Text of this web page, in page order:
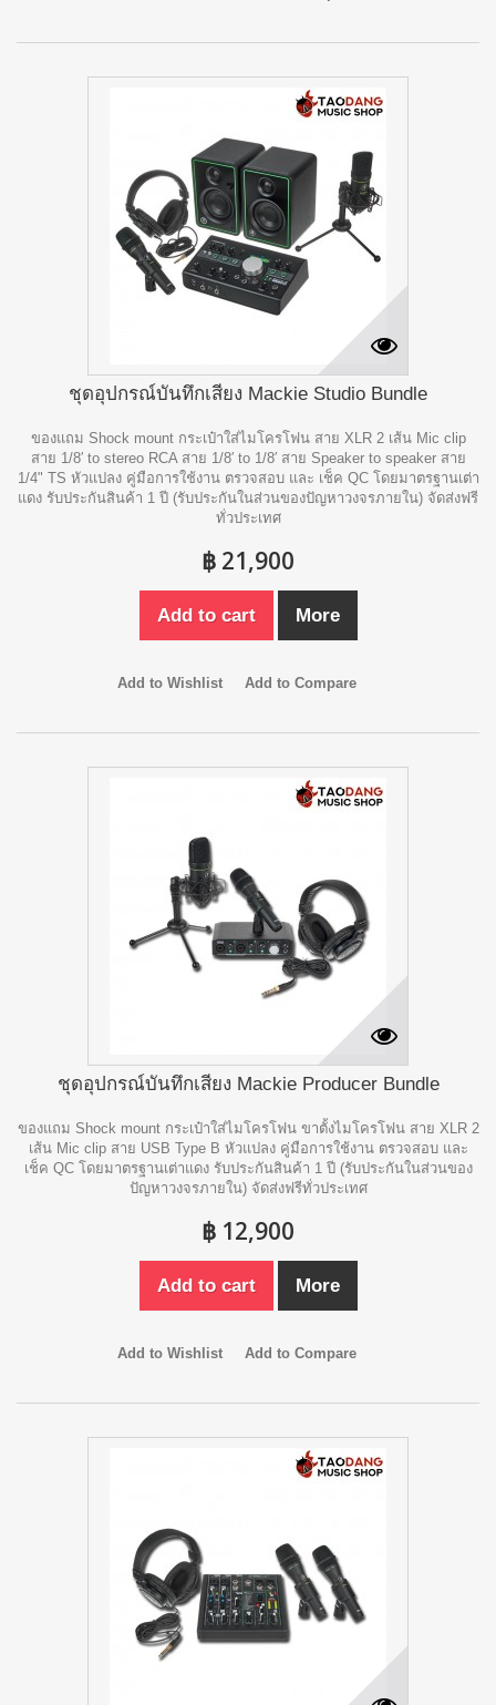
ชุดอุปกรณ์บันทึกเสียง Mackie Studio Bundle
ของแถม Shock mount กระเป๋าใส่ไมโครโฟน สาย XLR 2 เส้น Mic clip
สาย 1/8′ to stereo RCA สาย 1/8′ to 1/8′ สาย Speaker to speaker สาย
1/4" TS หัวแปลง คู่มือการใช้งาน ตรวจสอบ และ เช็ค QC โดยมาตรฐานเต่า
แดง รับประกันสินค้า 1 ปี (รับประกันในส่วนของปัญหาวงจรภายใน) จัดส่งฟรี
ทั่วประเทศ
฿ 21,900
Add to cart More
Add to Wishlist Add to Compare
ชุดอุปกรณ์บันทึกเสียง Mackie Producer Bundle
ของแถม Shock mount กระเป๋าใส่ไมโครโฟน ขาตั้งไมโครโฟน สาย XLR 2
เส้น Mic clip สาย USB Type B หัวแปลง คู่มือการใช้งาน ตรวจสอบ และ
เช็ค QC โดยมาตรฐานเต่าแดง รับประกันสินค้า 1 ปี (รับประกันในส่วนของ
ปัญหาวงจรภายใน) จัดส่งฟรีทั่วประเทศ
฿ 12,900
Add to cart More
Add to Wishlist Add to Compare